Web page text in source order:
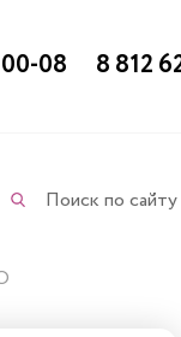
08 8 812
Поиск по сайту